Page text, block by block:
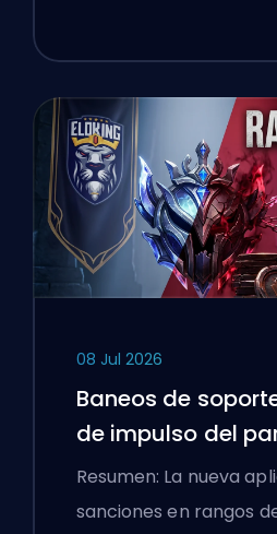
08 Jul 2026
Baneos de
de impulso del
de League of
Resumen: La nueva
sanciones en rangos